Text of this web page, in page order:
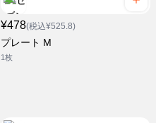
¥478(税込¥525.8)
プレート M
1枚